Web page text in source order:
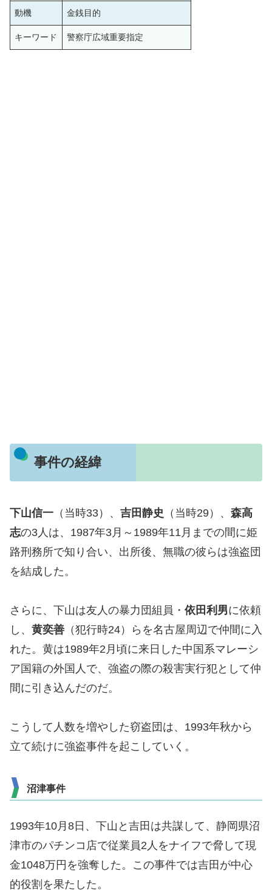
動機 金銭目的
キーワード 警察庁広域重要指定
事件の経緯
下山信一 （当時33）、 吉田静史 （当時29）、 森高
志の3人は、1987年3月～1989年11月までの間に姫
路刑務所で知り合い、出所後、無職の彼らは強盗団
を結成した。
さらに、下山は友人の暴力団組員・ 依田利男に依頼
し、 黄奕善 （犯行時24）らを名古屋周辺で仲間に入
れた。黄は1989年2月頃に来日した中国系マレーシ
ア国籍の外国人で、強盗の際の殺害実行犯として仲
間に引き込んだのだ。
こうして人数を増やした窃盗団は、1993年秋から
立て続けに強盗事件を起こしていく。
沼津事件
1993年10月8日、下山と吉田は共謀して、静岡県沼
津市のパチンコ店で従業員2人をナイフで脅して現
金1048万円を強奪した。この事件では吉田が中心
的役割を果たした。